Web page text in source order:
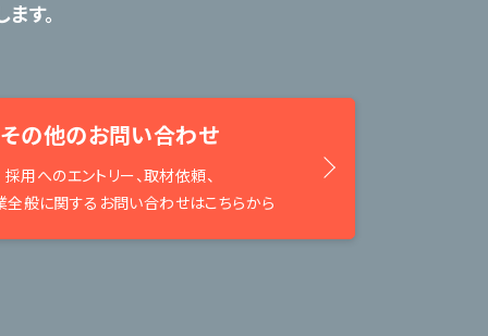
す。
その他のお問い合わせ
採用へのエントリー、取材依頼、
全般に関するお問い合わせはこちらから